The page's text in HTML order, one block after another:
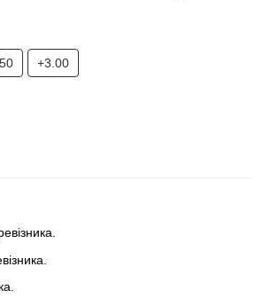
+3.00